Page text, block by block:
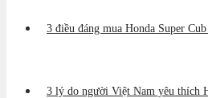
3 điều đáng mua Honda Super
3 lý do người Việt Nam yêu thích